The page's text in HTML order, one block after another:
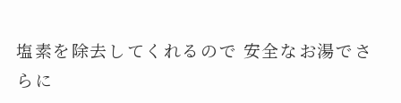
塩素を除去してくれるので 安全なお湯でさ
らに